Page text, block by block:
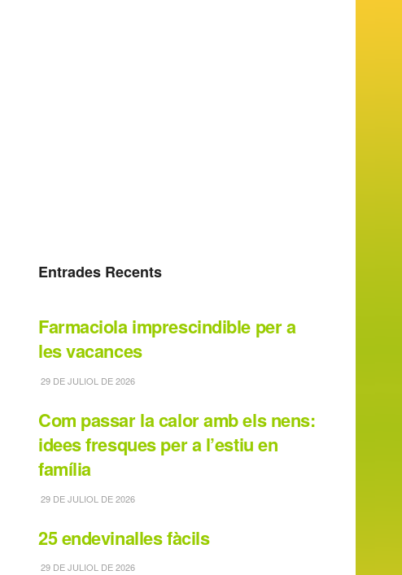
Entrades Recents
Farmaciola imprescindible per a
les vacances
29 DE JULIOL DE 2026
Com passar la calor amb els nens:
idees fresques per a l’estiu en
família
29 DE JULIOL DE 2026
25 endevinalles fàcils
29 DE JULIOL DE 2026